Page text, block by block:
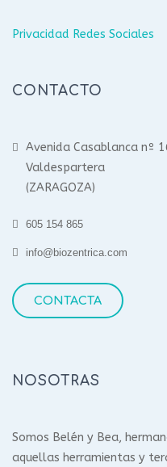
Privacidad Redes Sociales
CONTACTO
Avenida Casablanca nº
Valdespartera
(ZARAGOZA)
605 154 865
info@biozentrica.com
CONTACTA
NOSOTRAS
Somos Belén y Bea,
aquellas herramientas y